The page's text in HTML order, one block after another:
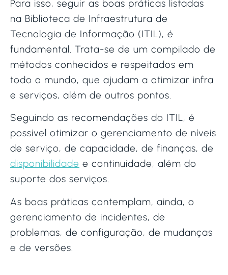
Para isso, seguir as boas práticas listadas
na Biblioteca de Infraestrutura de
Tecnologia de Informação (ITIL), é
fundamental. Trata-se de um compilado de
métodos conhecidos e respeitados em
todo o mundo, que ajudam a otimizar infra
e serviços, além de outros pontos.
Seguindo as recomendações do ITIL, é
possível otimizar o gerenciamento de níveis
de serviço, de capacidade, de finanças, de
disponibilidade e continuidade, além do
suporte dos serviços.
As boas práticas contemplam, ainda, o
gerenciamento de incidentes, de
problemas, de configuração, de mudanças
e de versões.